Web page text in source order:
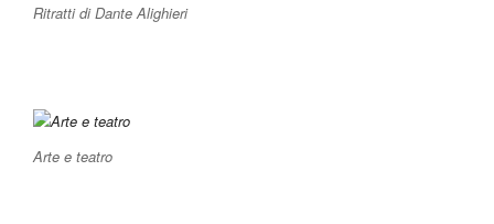
Ritratti di Dante Alighieri
Arte e teatro